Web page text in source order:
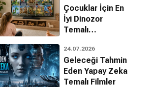
Çocuklar İçin En
İyi Dinozor
Temalı
Filmleri
24.07.2026
Geleceği Tahmin
Eden Yapay Zeka
Temalı Filmler